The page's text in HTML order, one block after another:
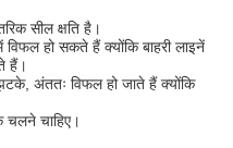
सील क्षति है।
हो सकते हैं क्योंकि बाहरी लाइनें
हैं।
अंततः विफल हो जाते हैं क्योंकि
चाहिए।